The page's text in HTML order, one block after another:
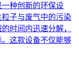
种创新的环保设
子与废气中的污染
时间内迅速分解，
这款设备不仅能够